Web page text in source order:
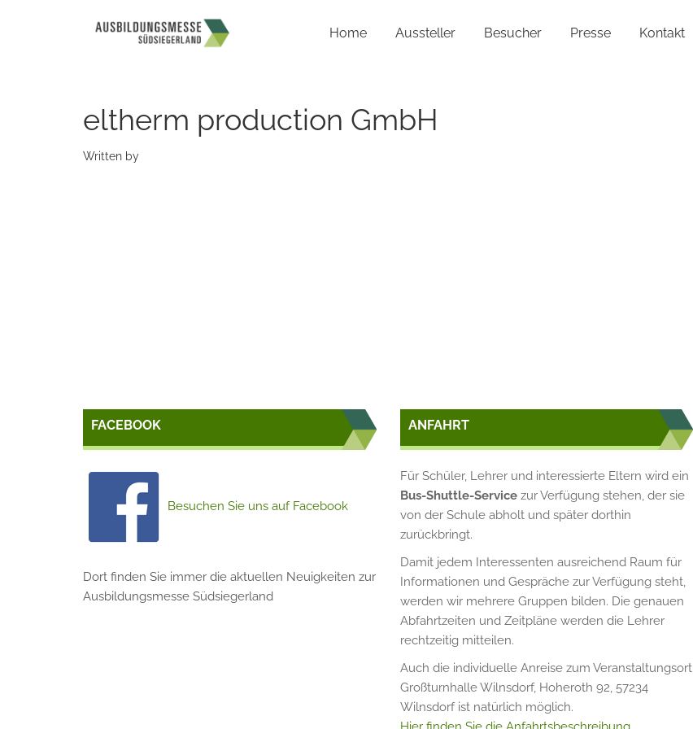
Home Aussteller Besucher Presse Kontakt
eltherm production GmbH
Written by
FACEBOOK
Besuchen Sie uns auf Facebook
Dort finden Sie immer die aktuellen Neuigkeiten zur
Ausbildungsmesse Südsiegerland
ANFAHRT
Für Schüler, Lehrer und interessierte Eltern wird ein
Bus-Shuttle-Servicezur Verfügung stehen, der sie
von der Schule abholt und später dorthin
zurückbringt.
Damit jedem Interessenten ausreichend Raum für
Informationen und Gespräche zur Verfügung steht,
werden wir mehrere Gruppen bilden. Die genauen
Abfahrtzeiten und Zeitpläne werden die Lehrer
rechtzeitig mitteilen.
Auch die individuelle Anreise zum Veranstaltungsort
Großturnhalle Wilnsdorf, Hoheroth 92, 57234
Wilnsdorf ist natürlich möglich.